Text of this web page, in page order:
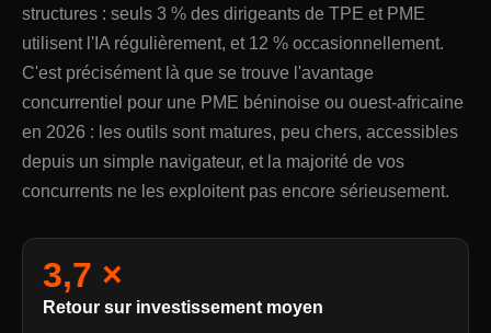
structures : seuls 3 % des dirigeants de TPE et PME
utilisent l'IA régulièrement, et 12 % occasionnellement.
C'est précisément là que se trouve l'avantage
concurrentiel pour une PME béninoise ou ouest-africaine
en 2026 : les outils sont matures, peu chers, accessibles
depuis un simple navigateur, et la majorité de vos
concurrents ne les exploitent pas encore sérieusement.
3,7 ×
Retour sur investissement moyen